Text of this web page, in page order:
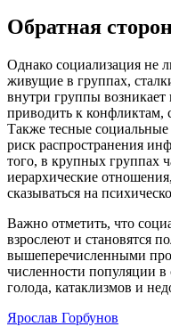
Обратная
Однако социализация не
живущие в группах,
внутри группы возникает
приводить к конфликтам,
Также тесные
риск распространения
того, в крупных группах
иерархические
сказываться на
Важно отметить, что
взрослеют и становятся
вышеперечисленными
численности популяции
голода, катаклизмов и
Ярослав Горбунов